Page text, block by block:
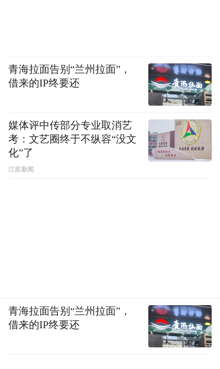
青海拉面告别“兰州拉面”，
借来的IP终要还
媒体评中传部分专业取消艺
考：文艺圈终于不纵容“没文
化”了
江苏新闻
青海拉面告别“兰州拉面”，
借来的IP终要还